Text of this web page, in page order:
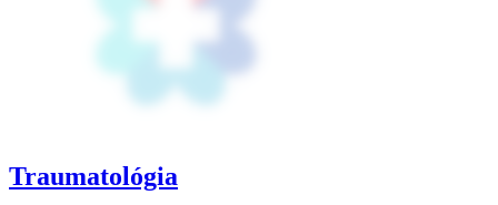
Traumatológia